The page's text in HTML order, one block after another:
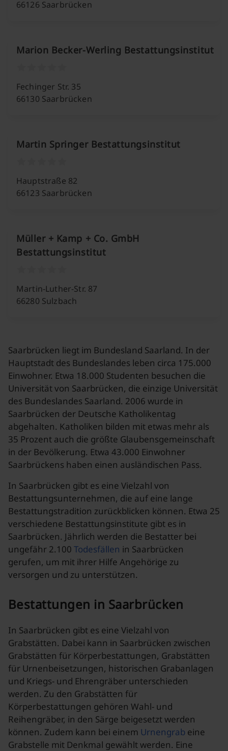
66126 Saarbrücken
Marion Becker-Werling Bestattungsinstitut
Fechinger Str. 35
66130 Saarbrücken
Martin Springer Bestattungsinstitut
Hauptstraße 82
66123 Saarbrücken
Müller + Kamp + Co. GmbH
Bestattungsinstitut
Martin-Luther-Str. 87
66280 Sulzbach
Saarbrücken liegt im Bundesland Saarland. In der
Hauptstadt des Bundeslandes leben circa 175.000
Einwohner. Etwa 18.000 Studenten besuchen die
Universität von Saarbrücken, die einzige Universität
des Bundeslandes Saarland. 2006 wurde in
Saarbrücken der Deutsche Katholikentag
abgehalten. Katholiken bilden mit etwas mehr als
35 Prozent auch die größte Glaubensgemeinschaft
in der Bevölkerung. Etwa 43.000 Einwohner
Saarbrückens haben einen ausländischen Pass.
In Saarbrücken gibt es eine Vielzahl von
Bestattungsunternehmen, die auf eine lange
Bestattungstradition zurückblicken können. Etwa 25
verschiedene Bestattungsinstitute gibt es in
Saarbrücken. Jährlich werden die Bestatter bei
ungefähr 2.100 Todesfällen in Saarbrücken
gerufen, um mit ihrer Hilfe Angehörige zu
versorgen und zu unterstützen.
Bestattungen in Saarbrücken
In Saarbrücken gibt es eine Vielzahl von
Grabstätten. Dabei kann in Saarbrücken zwischen
Grabstätten für Körperbestattungen, Grabstätten
für Urnenbeisetzungen, historischen Grabanlagen
und Kriegs- und Ehrengräber unterschieden
werden. Zu den Grabstätten für
Körperbestattungen gehören Wahl- und
Reihengräber, in den Särge beigesetzt werden
können. Zudem kann bei einem Urnengrab eine
Grabstelle mit Denkmal gewählt werden. Eine